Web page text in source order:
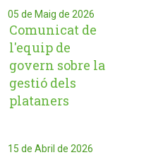
05 de Maig de 2026
Comunicat de
l'equip de
govern sobre la
gestió dels
plataners
15 de Abril de 2026